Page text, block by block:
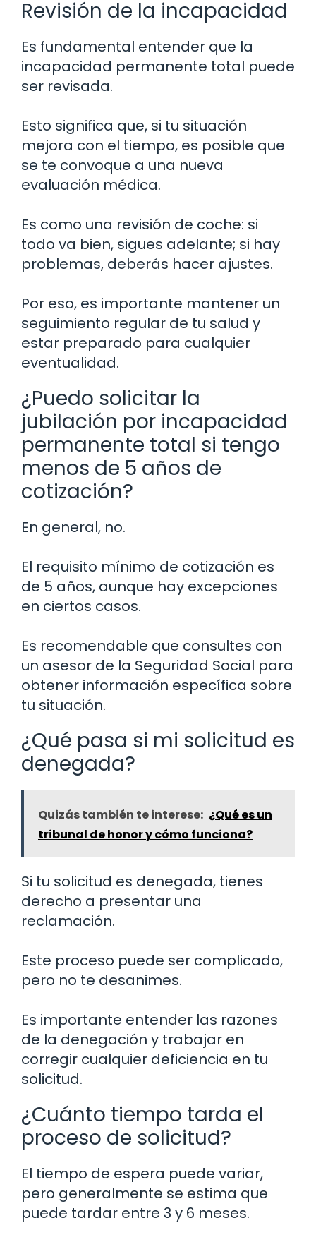
Revisión de la incapacidad
Es fundamental entender que la
incapacidad permanente total puede
ser revisada.
Esto significa que, si tu situación
mejora con el tiempo, es posible que
se te convoque a una nueva
evaluación médica.
Es como una revisión de coche: si
todo va bien, sigues adelante; si hay
problemas, deberás hacer ajustes.
Por eso, es importante mantener un
seguimiento regular de tu salud y
estar preparado para cualquier
eventualidad.
¿Puedo solicitar la
jubilación por incapacidad
permanente total si tengo
menos de 5 años de
cotización?
En general, no.
El requisito mínimo de cotización es
de 5 años, aunque hay excepciones
en ciertos casos.
Es recomendable que consultes con
un asesor de la Seguridad Social para
obtener información específica sobre
tu situación.
¿Qué pasa si mi solicitud es
denegada?
Quizás también te interese: ¿Qué es un
tribunal de honor y cómo funciona?
Si tu solicitud es denegada, tienes
derecho a presentar una
reclamación.
Este proceso puede ser complicado,
pero no te desanimes.
Es importante entender las razones
de la denegación y trabajar en
corregir cualquier deficiencia en tu
solicitud.
¿Cuánto tiempo tarda el
proceso de solicitud?
El tiempo de espera puede variar,
pero generalmente se estima que
puede tardar entre 3 y 6 meses.